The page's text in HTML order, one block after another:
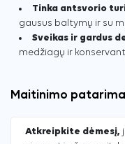
Tinka antsvorio
gausus baltymų ir su
Sveikas ir gardus
medžiagų ir
Maitinimo
Atkreipkite dėmesį,